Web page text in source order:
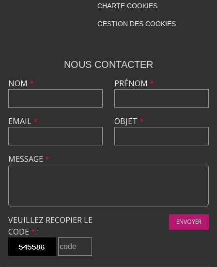
CHARTE COOKIES
GESTION DES COOKIES
NOUS CONTACTER
NOM *
EMAIL*
PRÉNOM *
OBJET *
MESSAGE *
VEUILLEZ RECOPIER LE
CODE * :
ENVOYER